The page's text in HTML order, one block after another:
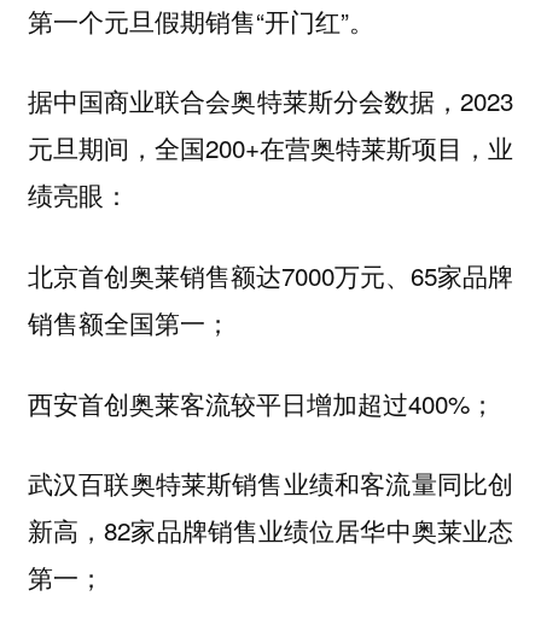
第一个元旦假期销售“开门红”。
据中国商业联合会奥特莱斯分会数据，2023
元旦期间，全国200+在营奥特莱斯项目，业
绩亮眼：
北京首创奥莱销售额达7000万元、65家品牌
销售额全国第一；
西安首创奥莱客流较平日增加超过400%；
武汉百联奥特莱斯销售业绩和客流量同比创
新高，82家品牌销售业绩位居华中奥莱业态
第一；